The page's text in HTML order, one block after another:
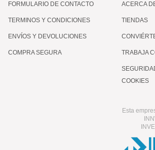
FORMULARIO DE CONTACTO
TERMINOS Y CONDICIONES
ENVÍOS Y DEVOLUCIONES
COMPRA SEGURA
ACERCA
TIENDAS
TRABAJA
COOKIES
Esta